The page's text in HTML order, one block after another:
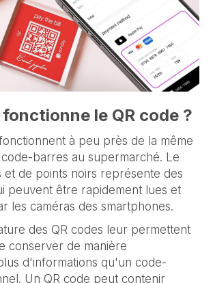
le QR code ?
à peu près de la même
barres au supermarché. Le
et de points noirs représente des
peuvent être rapidement lues et
les caméras des smartphones.
des QR codes leur permettent
conserver de manière
d'informations qu'un code-
Un QR code peut contenir